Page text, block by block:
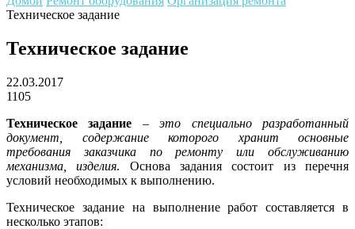
Техническое задание
Техническое задание
22.03.2017
1105
Техническое задание –это специально разработанный
документ, содержание которого хранит основные
требования заказчика по ремонту или обслуживанию
механизма, изделия. Основа задания состоит из перечня
условий необходимых к выполнению.
Техническое задание на выполнение работ составляется в
несколько этапов: